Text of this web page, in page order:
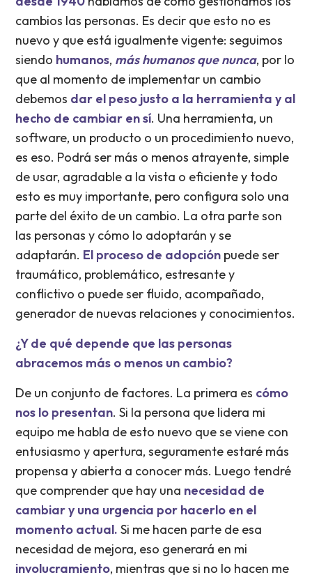
cambios las personas. Es decir que esto no es
nuevo y que está igualmente vigente: seguimos
siendo humanos, más humanos que nunca, por lo
que al momento de implementar un cambio
debemos dar el peso justo a la herramienta y al
hecho de cambiar en sí. Una herramienta, un
software, un producto o un procedimiento nuevo,
es eso. Podrá ser más o menos atrayente, simple
de usar, agradable a la vista o eficiente y todo
esto es muy importante, pero configura solo una
parte del éxito de un cambio. La otra parte son
las personas y cómo lo adoptarán y se
adaptarán. El proceso de adopción puede ser
traumático, problemático, estresante y
conflictivo o puede ser fluido, acompañado,
generador de nuevas relaciones y conocimientos.
¿Y de qué depende que las personas
abracemos más o menos un cambio?
De un conjunto de factores. La primera es cómo
nos lo presentan. Si la persona que lidera mi
equipo me habla de esto nuevo que se viene con
entusiasmo y apertura, seguramente estaré más
propensa y abierta a conocer más. Luego tendré
que comprender que hay una necesidad de
cambiar y una urgencia por hacerlo en el
momento actual.Si me hacen parte de esa
necesidad de mejora, eso generará en mi
involucramiento, mientras que si no lo hacen me